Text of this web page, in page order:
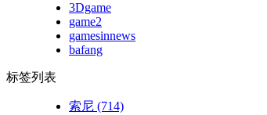
3Dgame
game2
gamesinnews
bafang
标签列表
索尼 (714)